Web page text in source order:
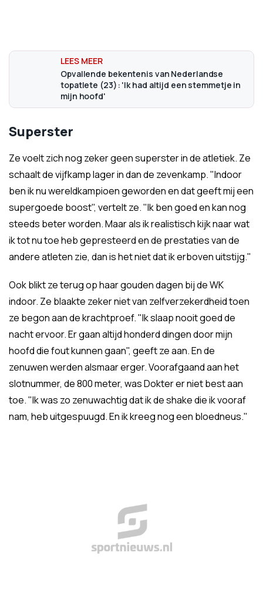
Opvallende bekentenis van Nederlandse
topatlete (23): 'Ik had altijd een stemmetje in
mijn hoofd'
Superster
Ze voelt zich nog zeker geen superster in de atletiek. Ze
schaalt de vijfkamp lager in dan de zevenkamp. "Indoor
ben ik nu wereldkampioen geworden en dat geeft mij een
supergoede boost", vertelt ze. "Ik ben goed en kan nog
steeds beter worden. Maar als ik realistisch kijk naar wat
ik tot nu toe heb gepresteerd en de prestaties van de
andere atleten zie, dan is het niet dat ik erboven uitstijg."
Ook blikt ze terug op haar gouden dagen bij de WK
indoor. Ze blaakte zeker niet van zelfverzekerdheid toen
ze begon aan de krachtproef. "Ik slaap nooit goed de
nacht ervoor. Er gaan altijd honderd dingen door mijn
hoofd die fout kunnen gaan", geeft ze aan. En de
zenuwen werden alsmaar erger. Voorafgaand aan het
slotnummer, de 800 meter, was Dokter er niet best aan
toe. "Ik was zo zenuwachtig dat ik de shake die ik vooraf
nam, heb uitgespuugd. En ik kreeg nog een bloedneus."